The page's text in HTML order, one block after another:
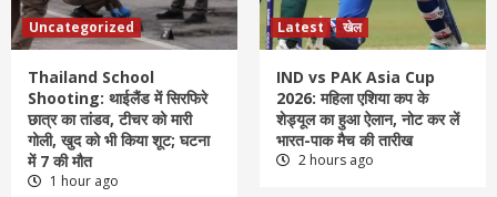
Uncategorized
Thailand School
Shooting: थाईलैंड में सिरफिरे
छात्र का तांडव, टीचर को मारी
गोली, खुद को भी किया शूट; घटना
में 7 की मौत
1 hour ago
Latest खेल
IND vs PAK Asia Cup
2026: महिला एशिया कप के
शेड्यूल का हुआ ऐलान, नोट कर लें
भारत-पाक मैच की तारीख
2 hours ago